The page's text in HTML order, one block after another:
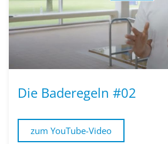
Die Baderegeln #02
zum YouTube-Video